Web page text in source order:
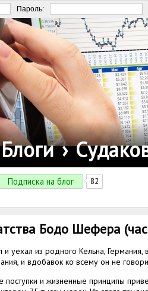
Пароль:
Блоги ›
Подписка на блог 82
Бодо Шефера
уехал из родного Кельна,
и вдобавок ко всему он не
и жизненные принципы